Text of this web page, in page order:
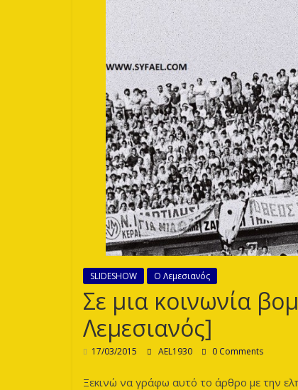
SLIDESHOW Ο Λεμεσιανός
Σε μια κοινωνία
Λεμεσιανός]
17/03/2015 AEL1930 0 Comments
Ξεκινώ να γράφω αυτό το άρθρο με την